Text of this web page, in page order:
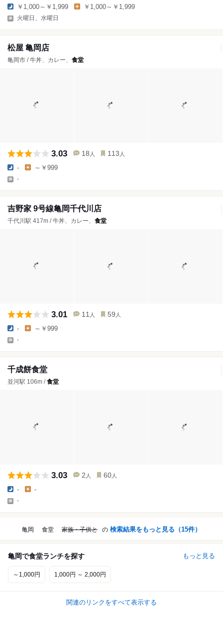
￥1,000～￥1,999 ￥1,000～￥1,999
火曜日、水曜日
松屋 亀岡店
亀岡市 / 牛丼、カレー、 食堂
3.03 18 人 113 人
- ～￥999
-
吉野家 9号線亀岡千代川店
千代川駅 417m / 牛丼、カレー、 食堂
3.01 11 人 59 人
- ～￥999
-
千成餅食堂
並河駅 106m /食堂
3.03 2 人 60 人
- -
-
亀岡 食堂 家族・子供と の 検索結果をもっと見る（15件）
亀岡で食堂ランチを探す もっと見る
～1,000円 1,000円 ～ 2,000円
関連のリンクをすべて表示する